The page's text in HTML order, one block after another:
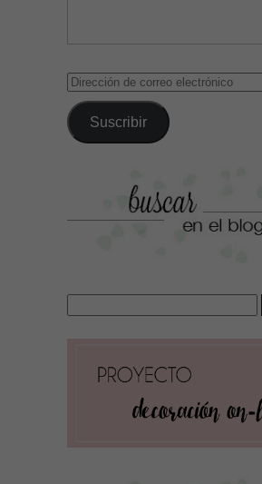
Dirección
correo
electrónico
Suscribir